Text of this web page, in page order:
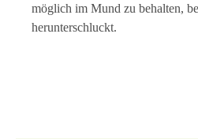
möglich im Mund zu behalten,
herunterschluckt.